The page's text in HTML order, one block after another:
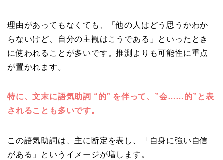
理由があってもなくても、「他の人はどう思うかわか
らないけど、自分の主観はこうである」といったとき
に使われることが多いです。推測よりも可能性に重点
が置かれます。
特に、文末に語気助詞 “的” を伴って、”会……的”と表
されることも多いです。
この語気助詞は、主に断定を表し、「自身に強い自信
がある」というイメージが増します。